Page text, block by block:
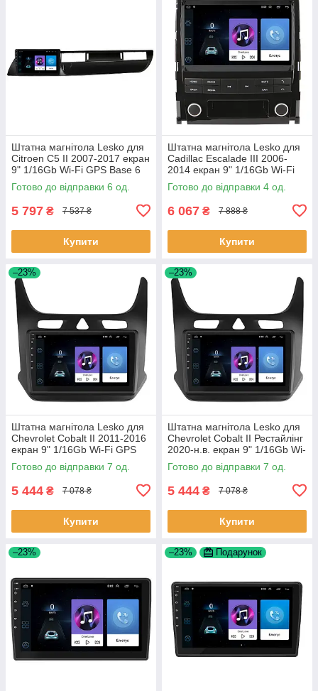
Штатна магнітола Lesko для
Citroen C5 II 2007-2017 екран
9" 1/16Gb Wi-Fi GPS Base 6
шт.
Готово до відправки 6 од.
5 797 ₴ 7 537 ₴
Купити
Штатна магнітола Lesko для
Cadillac Escalade III 2006-
2014 екран 9" 1/16Gb Wi-Fi
GPS Base Каміллак 4 шт.
Готово до відправки 4 од.
6 067 ₴ 7 888 ₴
Купити
–23%
Штатна магнітола Lesko для
Chevrolet Cobalt II 2011-2016
екран 9" 1/16Gb Wi-Fi GPS
Base Шевроле Кобальт 7 шт.
Готово до відправки 7 од.
5 444 ₴ 7 078 ₴
Купити
–23%
Штатна магнітола Lesko для
Chevrolet Cobalt II Рестайлінг
2020-н.в. екран 9" 1/16Gb Wi-
Fi GPS Base 7 шт.
Готово до відправки 7 од.
5 444 ₴ 7 078 ₴
Купити
–23% –23% Подарунок